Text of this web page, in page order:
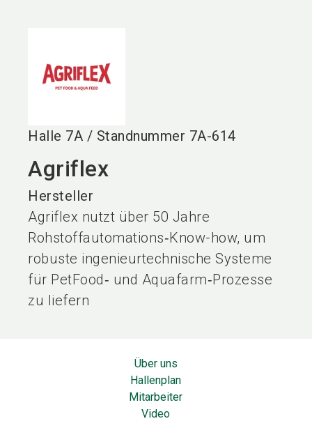
Halle 7A / Standnummer 7A-614
Agriflex
Hersteller
Agriflex nutzt über 50 Jahre
Rohstoffautomations‑Know-how, um
robuste ingenieurtechnische Systeme
für PetFood‑ und Aquafarm‑Prozesse
zu liefern
Über uns
Hallenplan
Mitarbeiter
Video